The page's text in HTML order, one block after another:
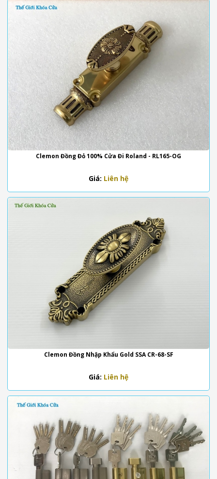
Clemon Đồng Đỏ 100% Cửa Đi Roland - RL165-OG
Giá: Liên hệ
Clemon Đồng Nhập Khẩu Gold SSA CR-68-SF
Giá: Liên hệ